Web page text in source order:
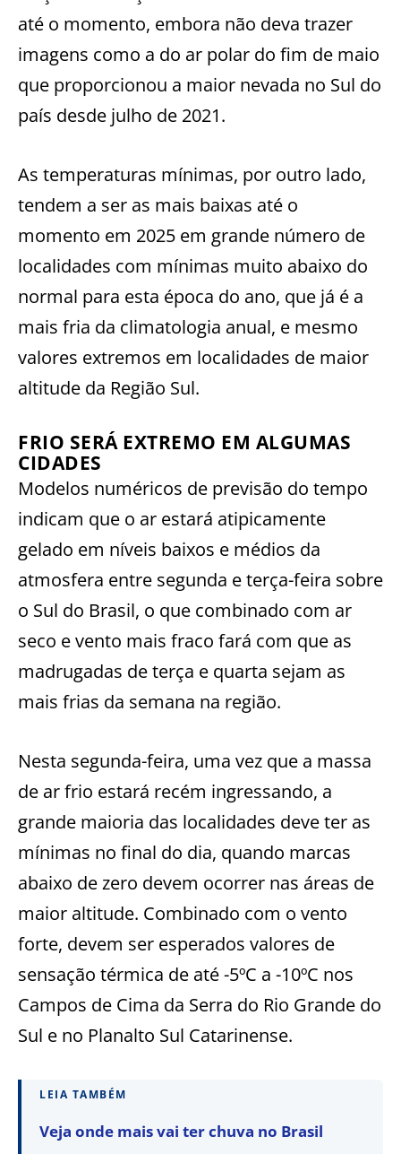
até o momento, embora não deva trazer
imagens como a do ar polar do fim de maio
que proporcionou a maior nevada no Sul do
país desde julho de 2021.
As temperaturas mínimas, por outro lado,
tendem a ser as mais baixas até o
momento em 2025 em grande número de
localidades com mínimas muito abaixo do
normal para esta época do ano, que já é a
mais fria da climatologia anual, e mesmo
valores extremos em localidades de maior
altitude da Região Sul.
FRIO SERÁ EXTREMO EM ALGUMAS
CIDADES
Modelos numéricos de previsão do tempo
indicam que o ar estará atipicamente
gelado em níveis baixos e médios da
atmosfera entre segunda e terça-feira sobre
o Sul do Brasil, o que combinado com ar
seco e vento mais fraco fará com que as
madrugadas de terça e quarta sejam as
mais frias da semana na região.
Nesta segunda-feira, uma vez que a massa
de ar frio estará recém ingressando, a
grande maioria das localidades deve ter as
mínimas no final do dia, quando marcas
abaixo de zero devem ocorrer nas áreas de
maior altitude. Combinado com o vento
forte, devem ser esperados valores de
sensação térmica de até -5ºC a -10ºC nos
Campos de Cima da Serra do Rio Grande do
Sul e no Planalto Sul Catarinense.
LEIA TAMBÉM
Veja onde mais vai ter chuva no Brasil